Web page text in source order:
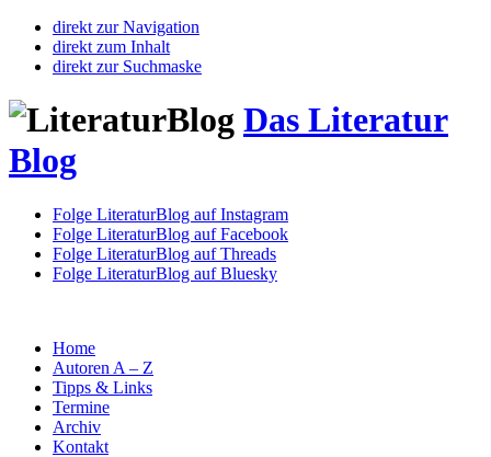
direkt zur Navigation
direkt zum Inhalt
direkt zur Suchmaske
Das Literatur
Blog
Folge LiteraturBlog auf Instagram
Folge LiteraturBlog auf Facebook
Folge LiteraturBlog auf Threads
Folge LiteraturBlog auf Bluesky
Home
Autoren A – Z
Tipps & Links
Termine
Archiv
Kontakt